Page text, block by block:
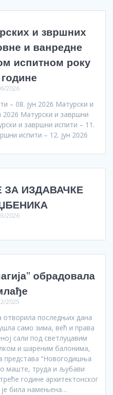
и звршних
и ванредне
испитном року
2026
– 08. јун 2026 Матурски и
2026 Матурски и завршни
и завршни испити – 11.
испити – 12. јун 2026
ИЗДАВАЧКЕ
2026
обрадовала
2025
отворила последњих дана
само зима, већ и права
сали под светлуцавим
и шареним балонима,
представа “Новогодишња
маште, труда и љубави
године архитектонског
била намењена…